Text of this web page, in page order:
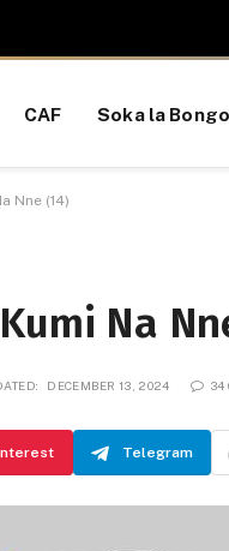
CAF Soka la Bongo
Nne (14)
Na
DECEMBER 13, 2024 34
Telegram